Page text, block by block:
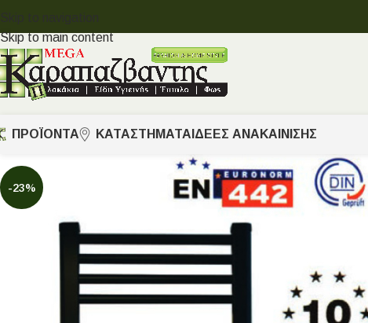
Skip to navigation
Skip to main content
ΠΡΟΪΟΝΤΑ ΚΑΤΑΣΤΗΜΑΤΑ ΙΔΈΕΣ ΑΝΑΚΑΊΝΙΣΗΣ
-23%